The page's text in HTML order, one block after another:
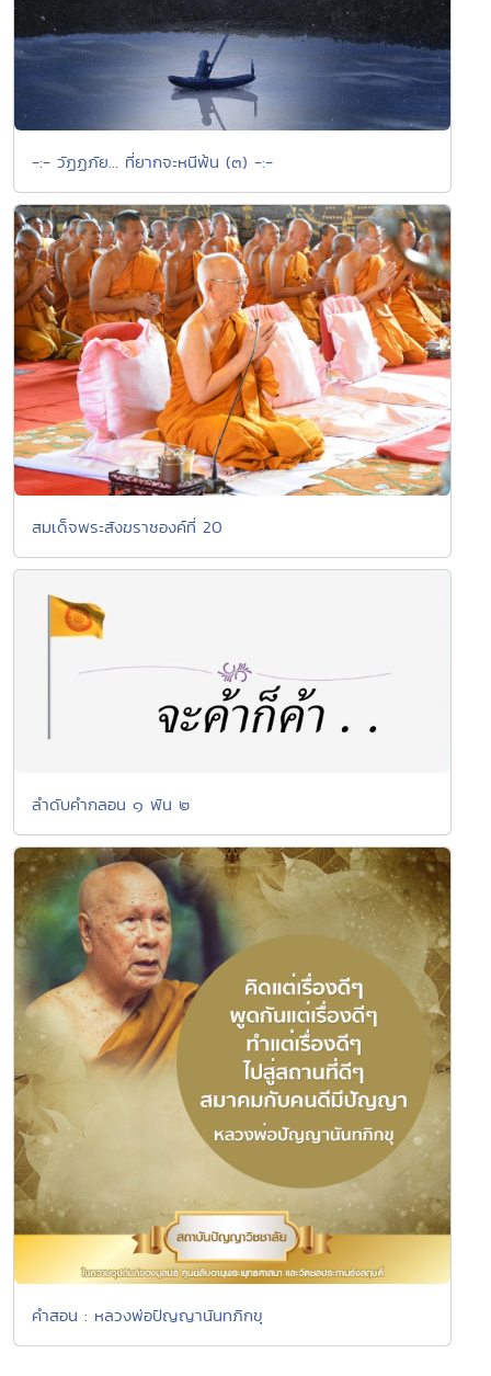
-:- วัฏฏภัย... ที่ยากจะหนีพ้น (๓) -:-
สมเด็จพระสังฆราชองค์ที่ 20
ลำดับคำกลอน ๑ พัน ๒
คำสอน : หลวงพ่อปัญญานันทภิกขุ